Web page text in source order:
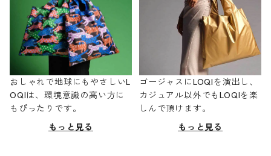
おしゃれで地球にもやさしいL
OQIは、環境意識の高い方に
もぴったりです。
もっと見る
ゴージャスにLOQIを演出し、
カジュアル以外でもLOQIを楽
しんで頂けます。
もっと見る